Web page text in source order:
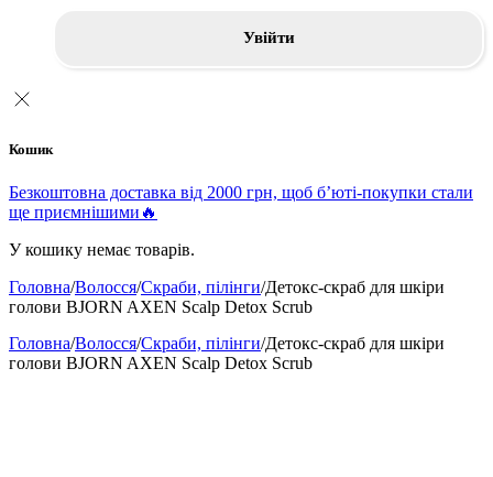
Увійти
Кошик
Безкоштовна доставка від 2000 грн, щоб б’юті-покупки стали
ще приємнішими🔥
У кошику немає товарів.
Головна/Волосся/Скраби, пілінги/Детокс-скраб для шкіри
голови BJORN AXEN Scalp Detox Scrub
Головна/Волосся/Скраби, пілінги/Детокс-скраб для шкіри
голови BJORN AXEN Scalp Detox Scrub